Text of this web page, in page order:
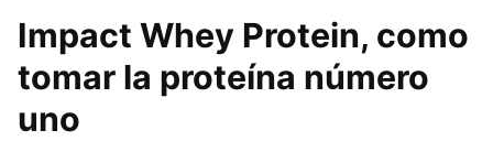
Impact Whey Protein, como
tomar la proteína número
uno